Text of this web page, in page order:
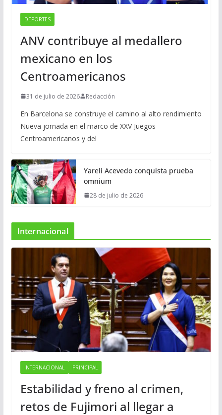
DEPORTES
ANV contribuye al medallero
mexicano en los
Centroamericanos
31 de julio de 2026 Redacción
En Barcelona se construye el camino al alto rendimiento
Nueva jornada en el marco de XXV Juegos
Centroamericanos y del
Yareli Acevedo conquista prueba
omnium
28 de julio de 2026
Internacional
INTERNACIONAL PRINCIPAL
Estabilidad y freno al crimen,
retos de Fujimori al llegar a